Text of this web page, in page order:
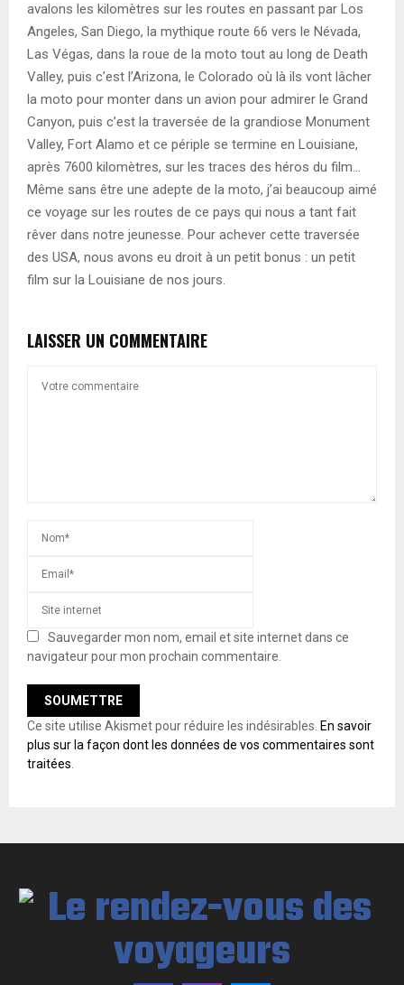
avalons les kilomètres sur les routes en passant par Los
Angeles, San Diego, la mythique route 66 vers le Névada,
Las Végas, dans la roue de la moto tout au long de Death
Valley, puis c’est l’Arizona, le Colorado où là ils vont lâcher
la moto pour monter dans un avion pour admirer le Grand
Canyon, puis c’est la traversée de la grandiose Monument
Valley, Fort Alamo et ce périple se termine en Louisiane,
après 7600 kilomètres, sur les traces des héros du film…
Même sans être une adepte de la moto, j’ai beaucoup aimé
ce voyage sur les routes de ce pays qui nous a tant fait
rêver dans notre jeunesse. Pour achever cette traversée
des USA, nous avons eu droit à un petit bonus : un petit
film sur la Louisiane de nos jours.
LAISSER UN COMMENTAIRE
Sauvegarder mon nom, email et site internet dans ce
navigateur pour mon prochain commentaire.
Ce site utilise Akismet pour réduire les indésirables. En savoir
plus sur la façon dont les données de vos commentaires sont
traitées